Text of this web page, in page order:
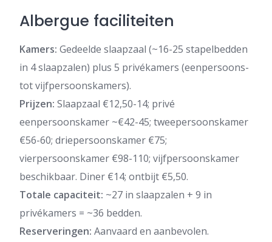
Albergue faciliteiten
Kamers: Gedeelde slaapzaal (~16-25 stapelbedden
in 4 slaapzalen) plus 5 privékamers (eenpersoons-
tot vijfpersoonskamers).
Prijzen: Slaapzaal €12,50-14; privé
eenpersoonskamer ~€42-45; tweepersoonskamer
€56-60; driepersoonskamer €75;
vierpersoonskamer €98-110; vijfpersoonskamer
beschikbaar. Diner €14; ontbijt €5,50.
Totale capaciteit: ~27 in slaapzalen + 9 in
privékamers = ~36 bedden.
Reserveringen: Aanvaard en aanbevolen.